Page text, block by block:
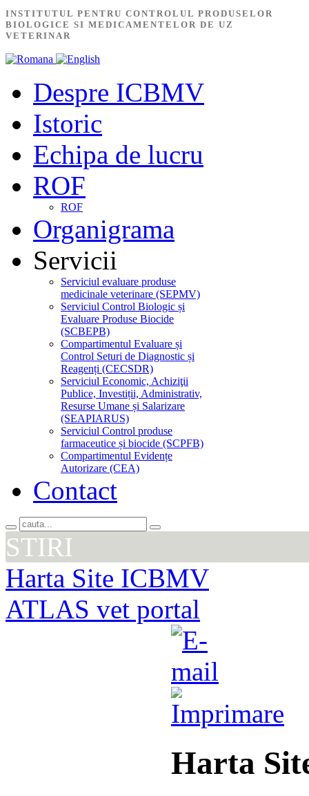
INSTITUTUL PENTRU CONTROLUL PRODUSELOR
BIOLOGICE SI MEDICAMENTELOR DE UZ
VETERINAR
Despre ICBMV
Istoric
Echipa de lucru
ROF
ROF
Organigrama
Servicii
Serviciul evaluare produse
medicinale veterinare (SEPMV)
Serviciul Control Biologic și
Evaluare Produse Biocide
(SCBEPB)
Compartimentul Evaluare și
Control Seturi de Diagnostic și
Reagenți (CECSDR)
Serviciul Economic, Achiziţii
Publice, Investiții, Administrativ,
Resurse Umane și Salarizare
(SEAPIARUS)
Serviciul Control produse
farmaceutice și biocide (SCPFB)
Compartimentul Evidențe
Autorizare (CEA)
Contact
STIRI
Harta Site ICBMV
ATLAS vet portal
Harta